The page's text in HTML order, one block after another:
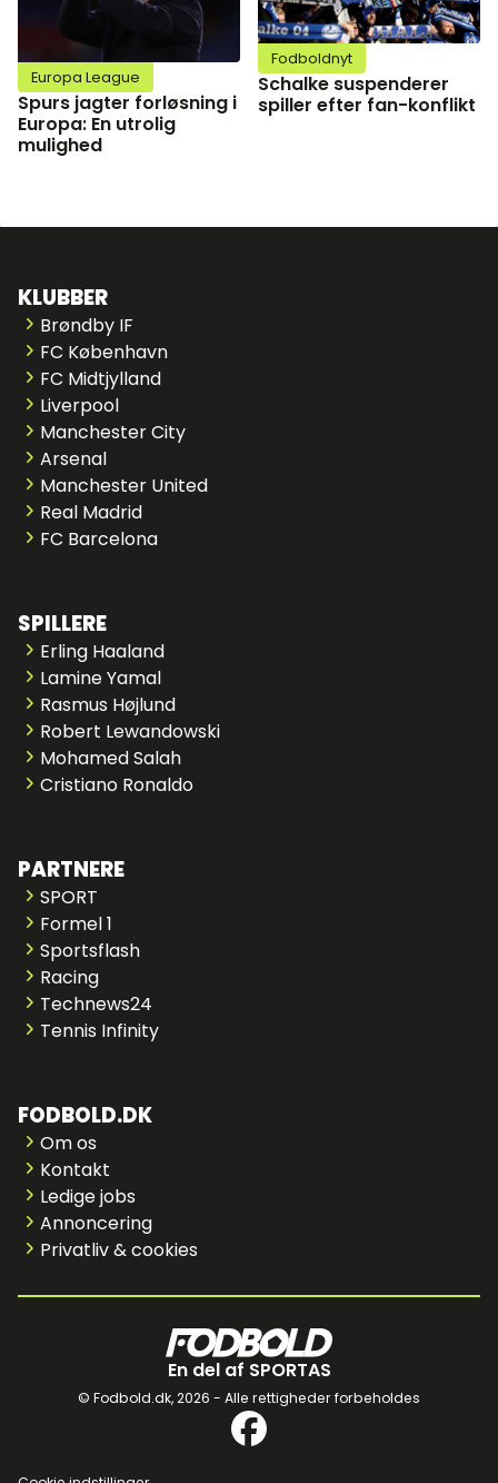
Europa League
Spurs jagter forløsning i
Europa: En utrolig
mulighed
Fodboldnyt
Schalke suspenderer
spiller efter fan-konflikt
KLUBBER
Brøndby IF
FC København
FC Midtjylland
Liverpool
Manchester City
Arsenal
Manchester United
Real Madrid
FC Barcelona
SPILLERE
Erling Haaland
Lamine Yamal
Rasmus Højlund
Robert Lewandowski
Mohamed Salah
Cristiano Ronaldo
PARTNERE
SPORT
Formel 1
Sportsflash
Racing
Technews24
Tennis Infinity
FODBOLD.DK
Om os
Kontakt
Ledige jobs
Annoncering
Privatliv & cookies
En del af SPORTAS
© Fodbold.dk,2026 - Alle rettigheder forbeholdes